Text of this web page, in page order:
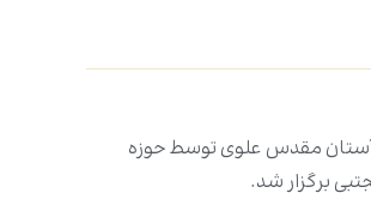
آستان مقدس علوى توسط حوزه
برگزار شد.